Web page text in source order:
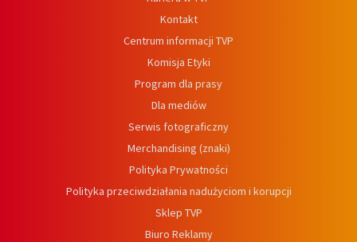
Kontakt
Centrum informacji TVP
Komisja Etyki
Program dla prasy
Dla mediów
Serwis fotograficzny
Merchandising (znaki)
Polityka Prywatności
Polityka przeciwdziałania nadużyciom i korupcji
Sklep TVP
Biuro Reklamy